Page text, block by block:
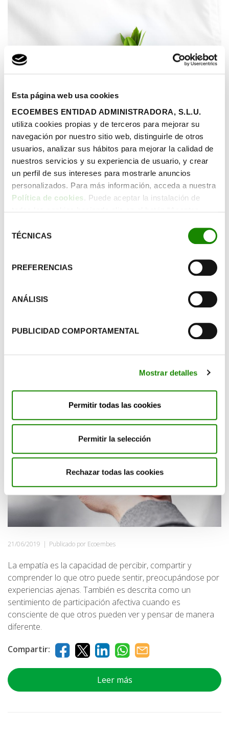
Esta página web usa cookies
ECOEMBES ENTIDAD ADMINISTRADORA, S.L.U.
utiliza cookies propias y de terceros para mejorar su
navegación por nuestro sitio web, distinguirle de otros
usuarios, analizar sus hábitos para mejorar la calidad de
nuestros servicios y su experiencia de usuario, y crear
un perfil de sus intereses para mostrarle anuncios
personalizados. Para más información, acceda a nuestra
Política de cookies. Puede aceptar la instalación de
botón “Configurar cookies”, o rechazar su instalación,
TÉCNICAS
PREFERENCIAS
ANÁLISIS
PUBLICIDAD COMPORTAMENTAL
Mostrar detalles
Permitir todas las cookies
Permitir la selección
Rechazar todas las cookies
27/06/2019 | Publicado por Ecoembes
¿Te preocupa el constante deterioro de los espacios
naturales? ¿Crees que el ser humano es el responsable de
los daños causados en los ecosistemas? Si la respuesta a
las dos cuestiones anteriores es afirmativa, enhorabuena,
¿Cómo ser empático en el trabajo?
21/06/2019 | Publicado por Ecoembes
La empatía es la capacidad de percibir, compartir y
comprender lo que otro puede sentir, preocupándose por
experiencias ajenas. También es descrita como un
sentimiento de participación afectiva cuando es
consciente de que otros pueden ver y pensar de manera
diferente.
Compartir:
Leer más